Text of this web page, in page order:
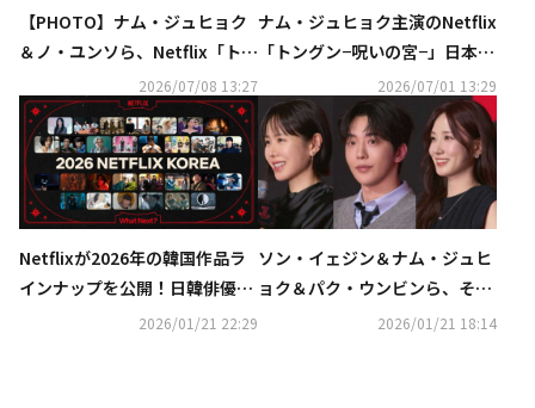
【PHOTO】ナム・ジュヒョク
＆ノ・ユンソら、Netflix「トン
グン−呪いの宮−」制作発表会に
出席
2026/07/08 13:27
ナム・ジュヒョク主演のNetflix
「トングン−呪いの宮−」日本版
本予告映像＆キーアート解禁！
2026/07/01 13:29
Netflixが2026年の韓国作品ラ
インナップを公開！日韓俳優の
共演やリメイク作が続々…予告
2026/01/21 22:29
ソン・イェジン＆ナム・ジュヒ
ョク＆パク・ウンビンら、それ
ぞれの出演作を紹介…今年のNe
2026/01/21 18:14